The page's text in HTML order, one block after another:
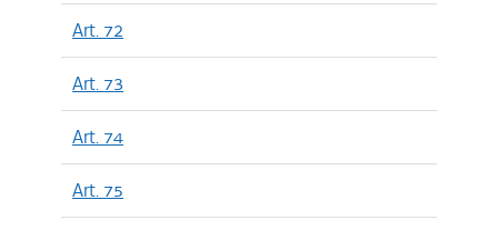
Art. 72
Art. 73
Art. 74
Art. 75